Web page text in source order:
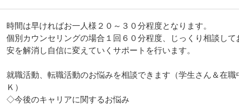
時間は早ければお一人様２０～３０分程度となります。
個別カウンセリングの場合１回６０分程度、じっくり相談して
安を解消し自信に変えていくサポートを行います。
就職活動、転職活動のお悩みを相談できます（学生さん＆在職
Ｋ）
◇今後のキャリアに関するお悩み